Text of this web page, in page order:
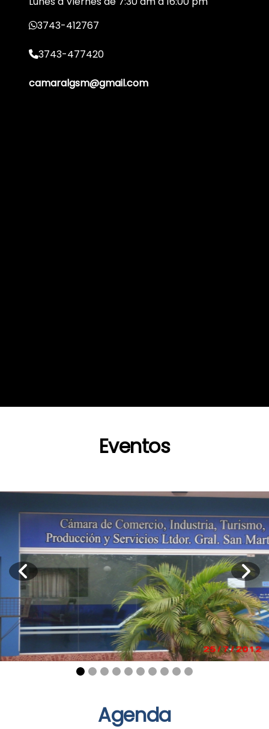
3743-412767
3743-477420
camaralgsm@gmail.com
Eventos
Agenda